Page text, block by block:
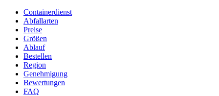
Containerdienst
Abfallarten
Preise
Größen
Ablauf
Bestellen
Region
Genehmigung
Bewertungen
FAQ